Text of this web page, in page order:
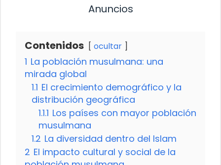
Anuncios
Contenidos ocultar
1 La población musulmana: una
mirada global
1.1 El crecimiento demográfico y la
distribución geográfica
1.1.1 Los países con mayor población
musulmana
1.2 La diversidad dentro del Islam
2 El impacto cultural y social de la